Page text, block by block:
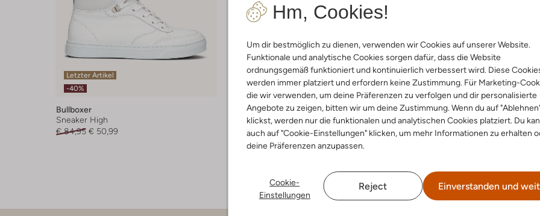
Hm, Cookies!
Um dir bestmöglich zu dienen, verwenden wir Cookies auf unserer Website.
Funktionale und analytische Cookies sorgen dafür, dass die Website
ordnungsgemäß funktioniert und kontinuierlich verbessert wird. Diese
werden immer platziert und erfordern keine Zustimmung. Für Marketing-
die wir verwenden, um deine Präferenzen zu verfolgen und dir personalisierte
Angebote zu zeigen, bitten wir um deine Zustimmung. Wenn du auf
klickst, werden nur die funktionalen und analytischen Cookies platziert. Du
auch auf "Cookie-Einstellungen" klicken, um mehr Informationen zu erhalten
deine Präferenzen anzupassen.
Cookie-
Einstellungen
Reject Einverstanden und
Letzter Artikel
-40%
Bullboxer
Sneaker High
€ 84,95 € 50,99
Letzter Artikel
-60%
Bullboxer
Sneaker Low
€ 74,95 € 29,99